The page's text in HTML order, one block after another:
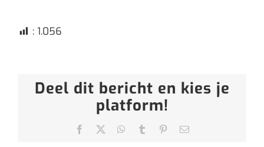
: 1.056
Deel dit bericht en kies je
platform!
Facebook WhatsApp
Tumblr Pinterest
E-